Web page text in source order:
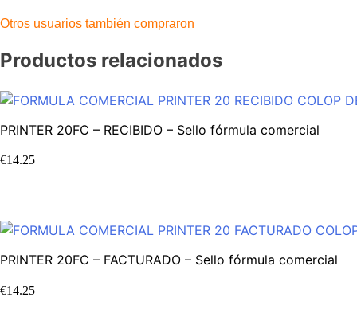
Otros usuarios también compraron
Productos relacionados
PRINTER 20FC – RECIBIDO – Sello fórmula comercial
€14.25
PRINTER 20FC – FACTURADO – Sello fórmula comercial
€14.25